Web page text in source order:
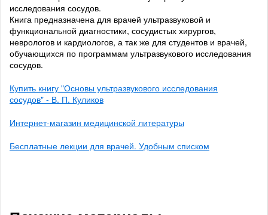
исследования сосудов.
Книга предназначена для врачей ультразвуковой и
функциональной диагностики, сосудистых хирургов,
неврологов и кардиологов, а так же для студентов и врачей,
обучающихся по программам ультразвукового исследования
сосудов.
Купить книгу "Основы ультразвукового исследования
сосудов" - В. П. Куликов
Интернет-магазин медицинской литературы
Бесплатные лекции для врачей. Удобным списком